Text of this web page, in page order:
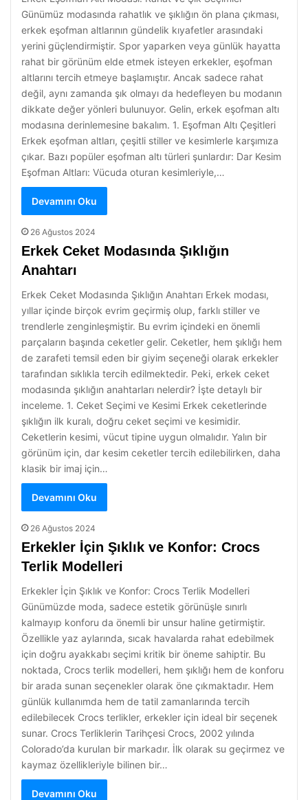
Günümüz modasında rahatlık ve şıklığın ön plana çıkması,
erkek eşofman altlarının gündelik kıyafetler arasındaki
yerini güçlendirmiştir. Spor yaparken veya günlük hayatta
rahat bir görünüm elde etmek isteyen erkekler, eşofman
altlarını tercih etmeye başlamıştır. Ancak sadece rahat
değil, aynı zamanda şık olmayı da hedefleyen bu modanın
dikkate değer yönleri bulunuyor. Gelin, erkek eşofman altı
modasına derinlemesine bakalım. 1. Eşofman Altı Çeşitleri
Erkek eşofman altları, çeşitli stiller ve kesimlerle karşımıza
çıkar. Bazı popüler eşofman altı türleri şunlardır: Dar Kesim
Eşofman Altları: Vücuda oturan kesimleriyle,…
Devamını Oku
26 Ağustos 2024
Erkek Ceket Modasında Şıklığın
Anahtarı
Erkek Ceket Modasında Şıklığın Anahtarı Erkek modası,
yıllar içinde birçok evrim geçirmiş olup, farklı stiller ve
trendlerle zenginleşmiştir. Bu evrim içindeki en önemli
parçaların başında ceketler gelir. Ceketler, hem şıklığı hem
de zarafeti temsil eden bir giyim seçeneği olarak erkekler
tarafından sıklıkla tercih edilmektedir. Peki, erkek ceket
modasında şıklığın anahtarları nelerdir? İşte detaylı bir
inceleme. 1. Ceket Seçimi ve Kesimi Erkek ceketlerinde
şıklığın ilk kuralı, doğru ceket seçimi ve kesimidir.
Ceketlerin kesimi, vücut tipine uygun olmalıdır. Yalın bir
görünüm için, dar kesim ceketler tercih edilebilirken, daha
klasik bir imaj için…
Devamını Oku
26 Ağustos 2024
Erkekler İçin Şıklık ve Konfor: Crocs
Terlik Modelleri
Erkekler İçin Şıklık ve Konfor: Crocs Terlik Modelleri
Günümüzde moda, sadece estetik görünüşle sınırlı
kalmayıp konforu da önemli bir unsur haline getirmiştir.
Özellikle yaz aylarında, sıcak havalarda rahat edebilmek
için doğru ayakkabı seçimi kritik bir öneme sahiptir. Bu
noktada, Crocs terlik modelleri, hem şıklığı hem de konforu
bir arada sunan seçenekler olarak öne çıkmaktadır. Hem
günlük kullanımda hem de tatil zamanlarında tercih
edilebilecek Crocs terlikler, erkekler için ideal bir seçenek
sunar. Crocs Terliklerin Tarihçesi Crocs, 2002 yılında
Colorado’da kurulan bir markadır. İlk olarak su geçirmez ve
kaymaz özellikleriyle bilinen bir…
Devamını Oku